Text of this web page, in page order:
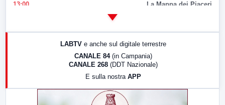
13:00 La Mappa dei Piaceri
LABTV e anche sul digitale terrestre
CANALE 84 (in Campania)
CANALE 268 (DDT Nazionale)
E sulla nostra APP